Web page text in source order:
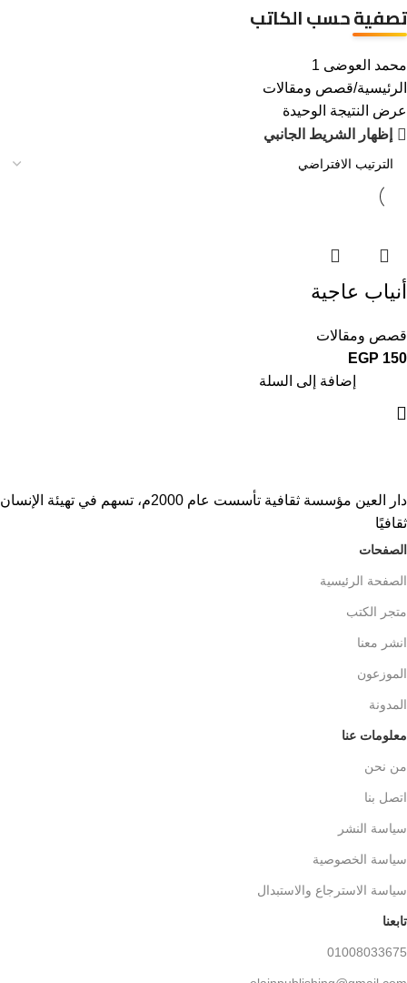
تصفية حسب الكاتب
محمد العوضى 1
الرئيسية قصص ومقالات
عرض النتيجة الوحيدة
إظهار الشريط الجانبي
أنياب عاجية
قصص ومقالات
EGP 150
إضافة إلى السلة
دار العين مؤسسة ثقافية تأسست عام 2000م، تسهم في تهيئة الإنسان
ثقافيًا
الصفحات
الصفحة الرئيسية
متجر الكتب
انشر معنا
الموزعون
المدونة
معلومات عنا
من نحن
اتصل بنا
سياسة النشر
سياسة الخصوصية
سياسة الاسترجاع والاستبدال
تابعنا
01008033675